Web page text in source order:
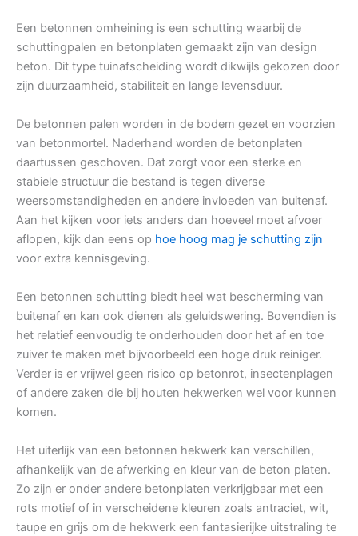
Een betonnen omheining is een schutting waarbij de
schuttingpalen en betonplaten gemaakt zijn van design
beton. Dit type tuinafscheiding wordt dikwijls gekozen door
zijn duurzaamheid, stabiliteit en lange levensduur.
De betonnen palen worden in de bodem gezet en voorzien
van betonmortel. Naderhand worden de betonplaten
daartussen geschoven. Dat zorgt voor een sterke en
stabiele structuur die bestand is tegen diverse
weersomstandigheden en andere invloeden van buitenaf.
Aan het kijken voor iets anders dan hoeveel moet afvoer
aflopen, kijk dan eens op hoe hoog mag je schutting zijn
voor extra kennisgeving.
Een betonnen schutting biedt heel wat bescherming van
buitenaf en kan ook dienen als geluidswering. Bovendien is
het relatief eenvoudig te onderhouden door het af en toe
zuiver te maken met bijvoorbeeld een hoge druk reiniger.
Verder is er vrijwel geen risico op betonrot, insectenplagen
of andere zaken die bij houten hekwerken wel voor kunnen
komen.
Het uiterlijk van een betonnen hekwerk kan verschillen,
afhankelijk van de afwerking en kleur van de beton platen.
Zo zijn er onder andere betonplaten verkrijgbaar met een
rots motief of in verscheidene kleuren zoals antraciet, wit,
taupe en grijs om de hekwerk een fantasierijke uitstraling te